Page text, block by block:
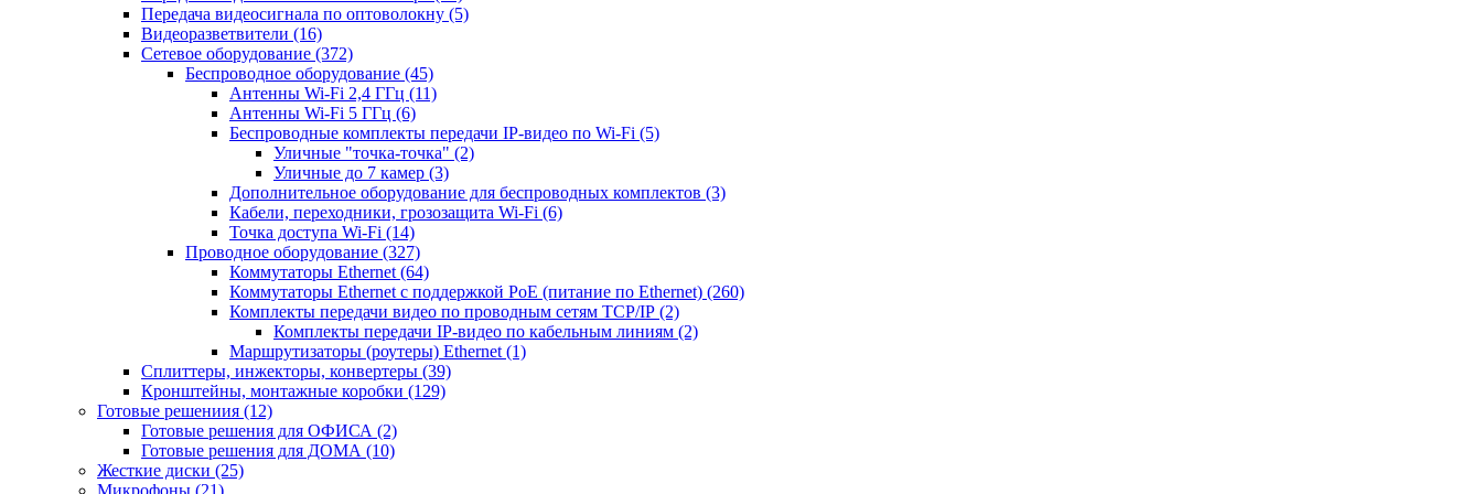
Передача видеосигнала по оптоволокну (5)
Видеоразветвители (16)
Сетевое оборудование (372)
Беспроводное оборудование (45)
Антенны Wi-Fi 2,4 ГГц (11)
Антенны Wi-Fi 5 ГГц (6)
Беспроводные комплекты передачи IP-видео по Wi-Fi (5)
Уличные "точка-точка" (2)
Уличные до 7 камер (3)
Дополнительное оборудование для беспроводных комплектов (3)
Кабели, переходники, грозозащита Wi-Fi (6)
Точка доступа Wi-Fi (14)
Проводное оборудование (327)
Коммутаторы Ethernet (64)
Коммутаторы Ethernet с поддержкой PoE (питание по Ethernet) (260)
Комплекты передачи видео по проводным сетям TCP/IP (2)
Комплекты передачи IP-видео по кабельным линиям (2)
Маршрутизаторы (роутеры) Ethernet (1)
Сплиттеры, инжекторы, конвертеры (39)
Кронштейны, монтажные коробки (129)
Готовые решениия (12)
Готовые решения для ОФИСА (2)
Готовые решения для ДОМА (10)
Жесткие диски (25)
Микрофоны (21)